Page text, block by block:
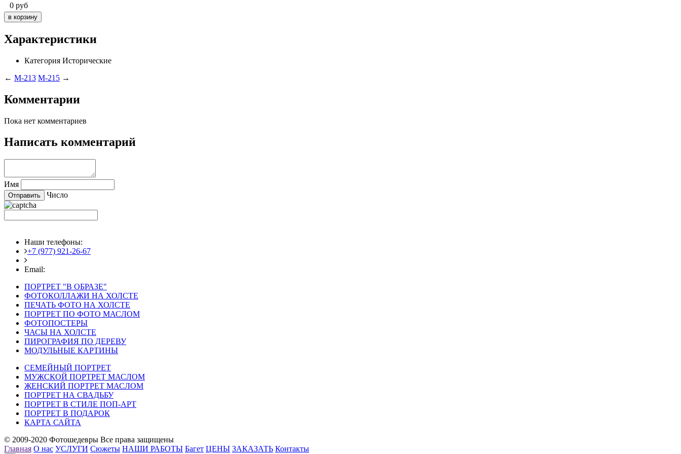
0 руб
Характеристики
Категория Исторические
← M-213 M-215 →
Комментарии
Пока нет комментариев
Написать комментарий
Имя
Число
Наши телефоны:
+7 (977) 921-26-67
Email:
ПОРТРЕТ "В ОБРАЗЕ"
ФОТОКОЛЛАЖИ НА ХОЛСТЕ
ПЕЧАТЬ ФОТО НА ХОЛСТЕ
ПОРТРЕТ ПО ФОТО МАСЛОМ
ФОТОПОСТЕРЫ
ЧАСЫ НА ХОЛСТЕ
ПИРОГРАФИЯ ПО ДЕРЕВУ
МОДУЛЬНЫЕ КАРТИНЫ
СЕМЕЙНЫЙ ПОРТРЕТ
МУЖСКОЙ ПОРТРЕТ МАСЛОМ
ЖЕНСКИЙ ПОРТРЕТ МАСЛОМ
ПОРТРЕТ НА СВАДЬБУ
ПОРТРЕТ В СТИЛЕ ПОП-АРТ
ПОРТРЕТ В ПОДАРОК
КАРТА САЙТА
© 2009-2020 Фотошедевры Все права защищены
Главная О нас УСЛУГИ Сюжеты НАШИ РАБОТЫ Багет ЦЕНЫ ЗАКАЗАТЬ Контакты